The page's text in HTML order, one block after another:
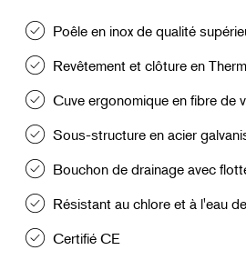
Poêle en inox de qualité
Revêtement et clôture en
Cuve ergonomique en fibre de
Sous-structure en acier
Bouchon de drainage avec
Résistant au chlore et à l'eau
Certifié CE